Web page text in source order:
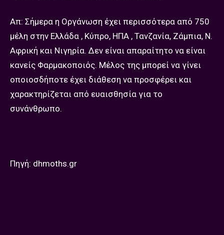
Απ: Σήμερα η Οργάνωση έχει περισσότερα από 750
μέλη στην Ελλάδα , Κύπρο, ΗΠΑ , Τανζανία, Ζάμπια, Ν.
Αφρική και Νιγηρία. Δεν είναι απαραίτητο να είναι
κανείς Φαρμακοποιός. Μέλος της μπορεί να γίνει
οποιοσδήποτε έχει διάθεση να προσφέρει και
χαρακτηρίζεται από ευαισθησία για το
συνάνθρωπο.
Πηγή: dhmoths.gr